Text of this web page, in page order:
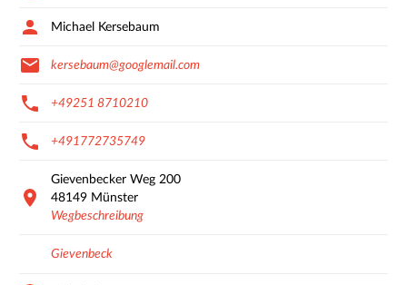
Michael Kersebaum
kersebaum@googlemail.com
+49251 8710210
+491772735749
Gievenbecker Weg 200
48149 Münster
Wegbeschreibung
Gievenbeck